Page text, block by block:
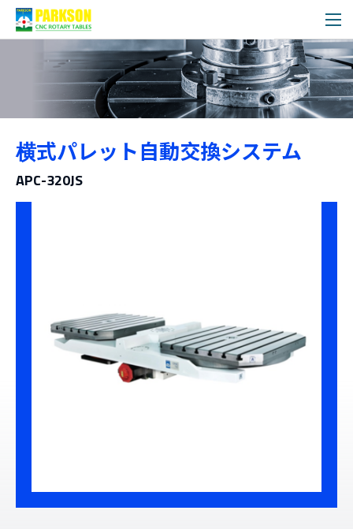
製品情報
カテゴリー
横式パレット自動交換システム
APC-320JS